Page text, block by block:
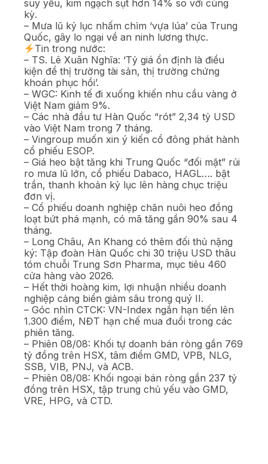
suy yếu, kim ngạch sụt hơn 14% so với cùng
kỳ.
– Mưa lũ kỷ lục nhấm chìm ‘vựa lúa’ của Trung
Quốc, gây lo ngại về an ninh lương thực.
Tin trong nước:
– TS. Lê Xuân Nghĩa: ‘Tỷ giá ổn định là điều
kiện để thị trường tài sản, thị trường chứng
khoán phục hồi’.
– WGC: Kinh tế đi xuống khiến nhu cầu vàng ở
Việt Nam giảm 9%.
– Các nhà đầu tư Hàn Quốc “rót” 2,34 tỷ USD
vào Việt Nam trong 7 tháng.
– Vingroup muốn xin ý kiến cổ đông phát hành
cổ phiếu ESOP.
– Giá heo bật tăng khi Trung Quốc “đối mặt” rủi
ro mưa lũ lớn, cổ phiếu Dabaco, HAGL…. bật
trần, thanh khoản kỷ lục lên hàng chục triệu
đơn vị.
– Cổ phiếu doanh nghiệp chăn nuôi heo đồng
loạt bứt phá mạnh, có mã tăng gần 90% sau 4
tháng.
– Long Châu, An Khang có thêm đối thủ nặng
ký: Tập đoàn Hàn Quốc chi 30 triệu USD thâu
tóm chuỗi Trung Sơn Pharma, mục tiêu 460
cửa hàng vào 2026.
– Hết thời hoàng kim, lợi nhuận nhiều doanh
nghiệp cảng biển giảm sâu trong quý II.
– Góc nhìn CTCK: VN-Index ngắn hạn tiến lên
1.300 điểm, NĐT hạn chế mua đuổi trong các
phiên tăng.
– Phiên 08/08: Khối tự doanh bán ròng gần 769
tỷ đồng trên HSX, tâm điểm GMD, VPB, NLG,
SSB, VIB, PNJ, và ACB.
– Phiên 08/08: Khối ngoại bán ròng gần 237 tỷ
đồng trên HSX, tập trung chủ yếu vào GMD,
VRE, HPG, và CTD.